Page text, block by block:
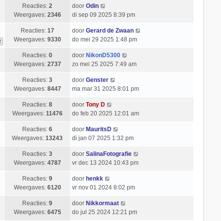
Reacties:2
Weergaves: 2346
door Odin
di sep 09 2025 8:39 pm
Reacties: 17
Weergaves: 9330
door Gerard de Zwaan
do mei 29 2025 1:48 pm
Reacties:0
Weergaves: 2737
door NikonD5300
zo mei 25 2025 7:49 am
Reacties:3
Weergaves: 8447
door Genster
ma mar 31 2025 8:01 pm
Reacties:8
Weergaves: 11476
door Tony D
do feb 20 2025 12:01 am
Reacties:6
Weergaves:13243
door MauritsD
di jan 07 2025 1:32 pm
Reacties:3
Weergaves: 4787
door SalinaFotografie
vr dec 13 2024 10:43 pm
Reacties:9
Weergaves: 6120
door henkk
vr nov 01 2024 8:02 pm
Reacties:9
Weergaves: 6475
door Nikkormaat
do jul 25 2024 12:21 pm